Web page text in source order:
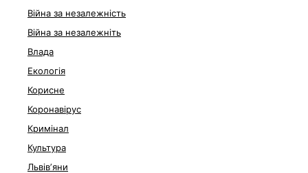
Війна за незалежність
Війна за незалежніть
Влада
Екологія
Корисне
Коронавірус
Кримінал
Культура
Львівʼяни